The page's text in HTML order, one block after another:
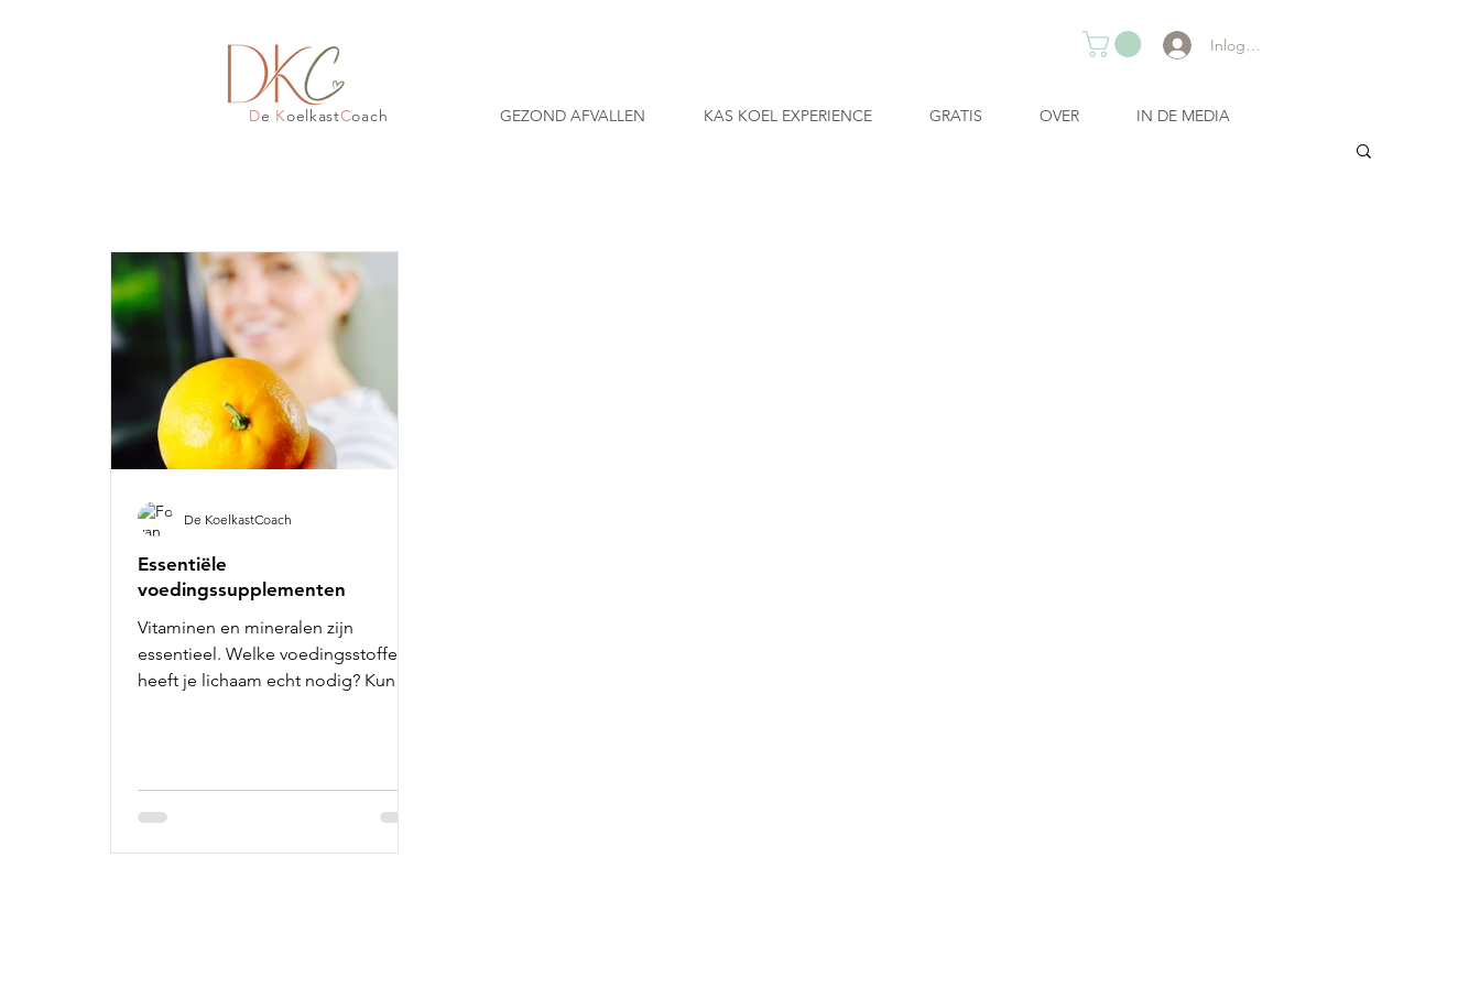
Inloggen
GEZOND AFVALLEN KAS KOEL EXPERIENCE GRATIS OVER IN DE MEDIA
De KoelkastCoach
Essentiële
voedingssupplementen
Vitaminen en mineralen zijn
essentieel. Welke voedingsstoffen
heeft je lichaam echt nodig? Kun je
De KoelkastCoach